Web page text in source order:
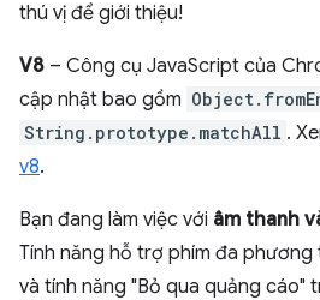
thú vị để giới thiệu!
V8 – Công cụ JavaScript của
cập nhật bao gồm
String.prototype.matchAll .
v8.
Bạn đang làm việc với âm thanh
Tính năng hỗ trợ phím đa
và tính năng "Bỏ qua quảng cáo"